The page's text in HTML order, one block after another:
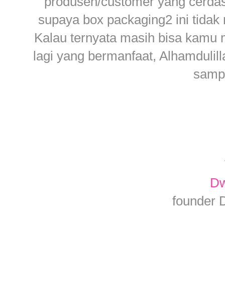
supaya box packaging2 ini
Kalau ternyata masih bisa kamu
lagi yang bermanfaat,
founder